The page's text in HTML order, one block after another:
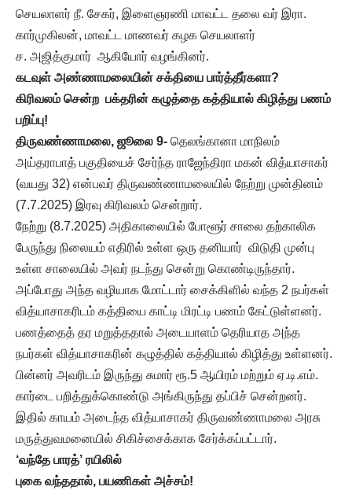
செயலாளர் நீ. சேகர், இளைஞரணி மாவட்ட தலை வர் இரா.
கார்முகிலன், மாவட்ட மாணவர் கழக செயலாளர்
ச. அஜித்குமார் ஆகியோர் வழங்கினர்.
கடவுள் அண்ணாமலையின் சக்தியை பார்த்தீர்களா?
கிரிவலம் சென்ற பக்தரின் கழுத்தை கத்தியால் கிழித்து பணம்
பறிப்பு!
திருவண்ணாமலை, ஜூலை 9- தெலங்கானா மாநிலம்
அய்தராபாத் பகுதியைச் சேர்ந்த ராஜேந்திரா மகன் வித்யாசாகர்
(வயது 32) என்பவர் திருவண்ணாமலையில் நேற்று முன்தினம்
(7.7.2025) இரவு கிரிவலம் சென்றார்.
நேற்று (8.7.2025) அதிகாலையில் போளூர் சாலை தற்காலிக
பேருந்து நிலையம் எதிரில் உள்ள ஒரு தனியார் விடுதி முன்பு
உள்ள சாலையில் அவர் நடந்து சென்று கொண்டிருந்தார்.
அப்போது அந்த வழியாக மோட்டார் சைக்கிளில் வந்த 2 நபர்கள்
வித்யாசாகரிடம் கத்தியை காட்டி மிரட்டி பணம் கேட்டுள்ளனர்.
பணத்தைத் தர மறுத்ததால் அடையாளம் தெரியாத அந்த
நபர்கள் வித்யாசாகரின் கழுத்தில் கத்தியால் கிழித்து உள்ளனர்.
பின்னர் அவரிடம் இருந்து சுமார் ரூ.5 ஆயிரம் மற்றும் ஏ.டி.எம்.
கார்டை பறித்துக்கொண்டு அங்கிருந்து தப்பிச் சென்றனர்.
இதில் காயம் அடைந்த வித்யாசாகர் திருவண்ணாமலை அரசு
மருத்துவமனையில் சிகிச்சைக்காக சேர்க்கப்பட்டார்.
‘வந்தே பாரத்’ ரயிலில்
புகை வந்ததால், பயணிகள் அச்சம்!